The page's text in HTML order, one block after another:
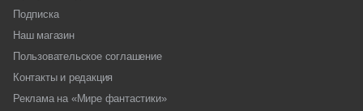
Подписка
Наш магазин
Пользовательское соглашение
Контакты и редакция
Реклама на «Мире фантастики»